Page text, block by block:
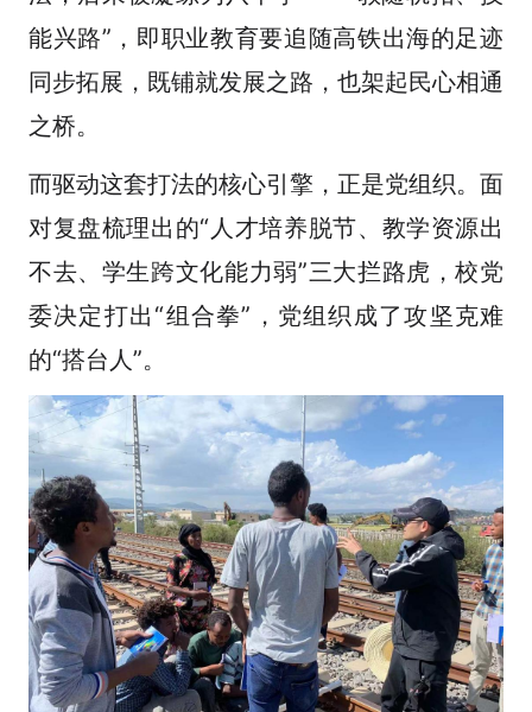
能兴路”，即职业教育要追随高铁出海的足迹
同步拓展，既铺就发展之路，也架起民心相通
之桥。
而驱动这套打法的核心引擎，正是党组织。面
对复盘梳理出的“人才培养脱节、教学资源出
不去、学生跨文化能力弱”三大拦路虎，校党
委决定打出“组合拳”，党组织成了攻坚克难
的“搭台人”。